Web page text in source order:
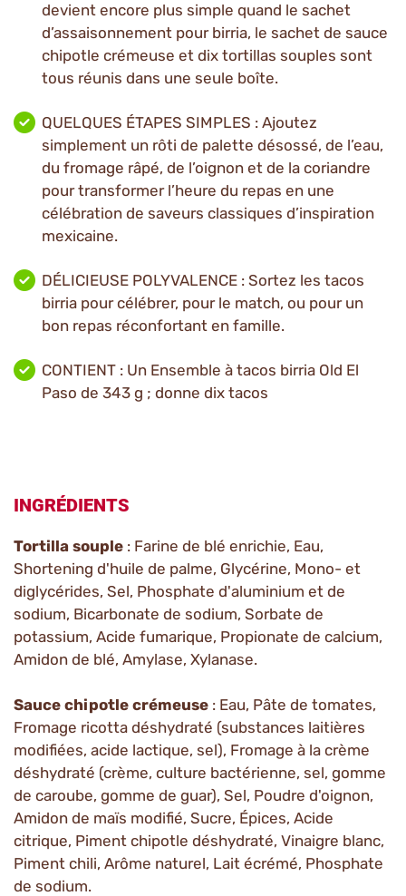
devient encore plus simple quand le sachet
d’assaisonnement pour birria, le sachet de sauce
chipotle crémeuse et dix tortillas souples sont
tous réunis dans une seule boîte.
QUELQUES ÉTAPES SIMPLES : Ajoutez
simplement un rôti de palette désossé, de l’eau,
du fromage râpé, de l’oignon et de la coriandre
pour transformer l’heure du repas en une
célébration de saveurs classiques d’inspiration
mexicaine.
DÉLICIEUSE POLYVALENCE : Sortez les tacos
birria pour célébrer, pour le match, ou pour un
bon repas réconfortant en famille.
CONTIENT : Un Ensemble à tacos birria Old El
Paso de 343 g ; donne dix tacos
INGRÉDIENTS
Tortilla souple : Farine de blé enrichie, Eau,
Shortening d'huile de palme, Glycérine, Mono- et
diglycérides, Sel, Phosphate d'aluminium et de
sodium, Bicarbonate de sodium, Sorbate de
potassium, Acide fumarique, Propionate de calcium,
Amidon de blé, Amylase, Xylanase.
Sauce chipotle crémeuse : Eau, Pâte de tomates,
Fromage ricotta déshydraté (substances laitières
modifiées, acide lactique, sel), Fromage à la crème
déshydraté (crème, culture bactérienne, sel, gomme
de caroube, gomme de guar), Sel, Poudre d'oignon,
Amidon de maïs modifié, Sucre, Épices, Acide
citrique, Piment chipotle déshydraté, Vinaigre blanc,
Piment chili, Arôme naturel, Lait écrémé, Phosphate
de sodium.